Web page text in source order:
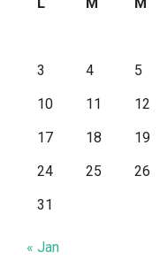
3
4 5
10
11 12
17
18 19
24
25 26
31
« Jan